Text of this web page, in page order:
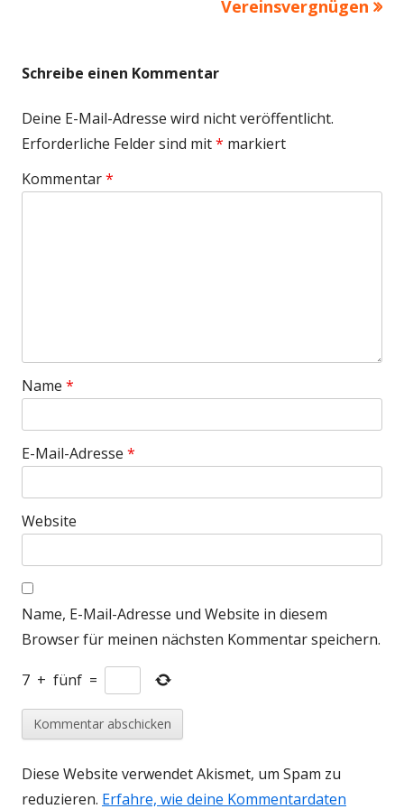
Vereinsvergnügen
Schreibe einen Kommentar
Deine E-Mail-Adresse wird nicht veröffentlicht.
Erforderliche Felder sind mit* markiert
Kommentar*
Name *
E-Mail-Adresse *
Website
Name, E-Mail-Adresse und Website in diesem
Browser für meinen nächsten Kommentar speichern.
7 + fünf =
Diese Website verwendet Akismet, um Spam zu
reduzieren. Erfahre, wie deine Kommentardaten